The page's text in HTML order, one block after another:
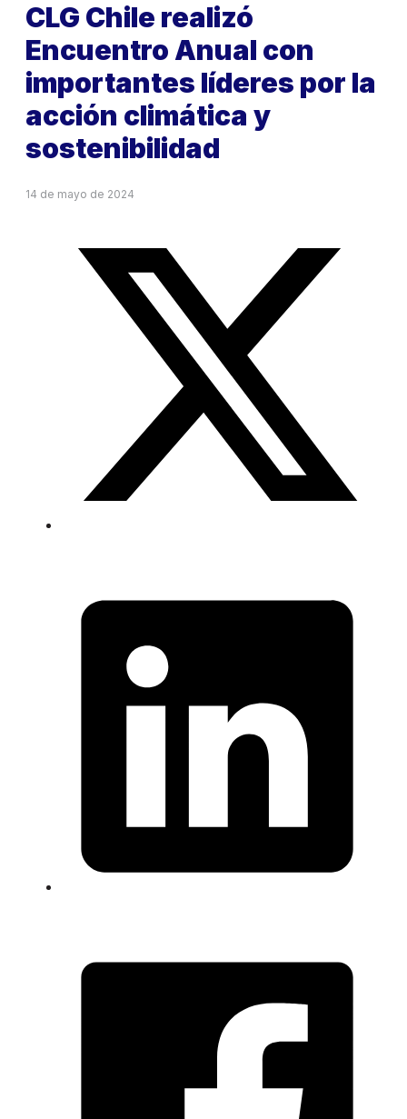
CLG Chile realizó
Encuentro Anual con
importantes líderes por la
acción climática y
sostenibilidad
14 de mayo de 2024